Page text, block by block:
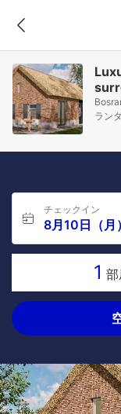
ラン
チェックイン
8月10日（月）
1 部